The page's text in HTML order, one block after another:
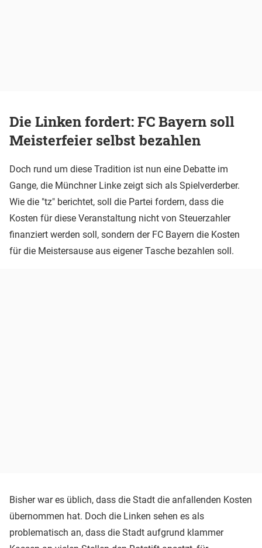
Die Linken fordert: FC Bayern soll
Meisterfeier selbst bezahlen
Doch rund um diese Tradition ist nun eine Debatte im
Gange, die Münchner Linke zeigt sich als Spielverderber.
Wie die "tz" berichtet, soll die Partei fordern, dass die
Kosten für diese Veranstaltung nicht von Steuerzahler
finanziert werden soll, sondern der FC Bayern die Kosten
für die Meistersause aus eigener Tasche bezahlen soll.
Bisher war es üblich, dass die Stadt die anfallenden Kosten
übernommen hat. Doch die Linken sehen es als
problematisch an, dass die Stadt aufgrund klammer